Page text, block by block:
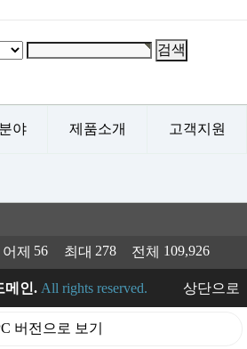
야 제품소개 고객지원
어제 56 최대 278 전체 109,926
메인. All rights reserved. 상단으로
버전으로 보기